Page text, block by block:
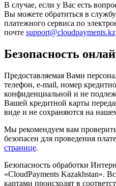
В случае, если у Вас есть
Вы можете обратиться в
платежного сервиса по
почте support@cloudpayments.kz
Безопасность
Предоставляемая Вами
телефон, e-mail, номер
конфиденциальной и не
Вашей кредитной карты
виде и не сохраняются на
Мы рекомендуем вам
безопасен для проведения
странице.
Безопасность обработки
«CloudPayments Kazakhstan».
картами происходят в